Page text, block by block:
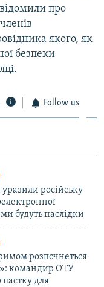
про
якого, як
безпеки
Follow us
уразили російську
будуть наслідки
розпочнеться
командир ОТУ
пастку для